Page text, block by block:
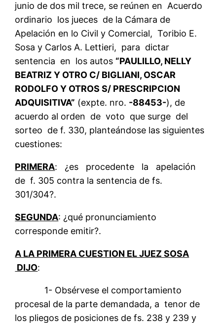
junio de dos mil trece, se reúnen en Acuerdo
ordinario los jueces de la Cámara de
Apelación en lo Civil y Comercial, Toribio E.
Sosa y Carlos A. Lettieri, para dictar
sentencia en los autos “PAULILLO, NELLY
BEATRIZ Y OTRO C/ BIGLIANI, OSCAR
RODOLFO Y OTROS S/ PRESCRIPCION
ADQUISITIVA” (expte. nro. -88453-), de
acuerdo al orden de voto que surge del
sorteo de f. 330, planteándose las siguientes
cuestiones:
PRIMERA: ¿es procedente la apelación
de f. 305 contra la sentencia de fs.
301/304?.
SEGUNDA: ¿qué pronunciamiento
corresponde emitir?.
A LA PRIMERA CUESTION EL JUEZ SOSA
DIJO:
1- Obsérvese el comportamiento
procesal de la parte demandada, a tenor de
los pliegos de posiciones de fs. 238 y 239 y